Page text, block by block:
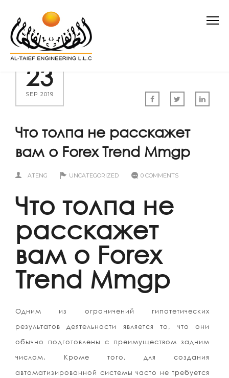
23
SEP 2019
Что толпа не расскажет
вам о Forex Trend Mmgp
ATENG UNCATEGORIZED 0 COMMENTS
Что толпа не
расскажет
вам о Forex
Trend Mmgp
Одним из ограничений гипотетических
результатов деятельности является то, что они
обычно подготовлены с преимуществом задним
числом. Кроме того, для создания
автоматизированной системы часто не требуется